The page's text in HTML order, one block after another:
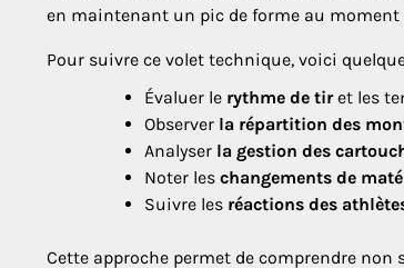
en maintenant un pic de forme au moment
Pour suivre ce volet technique, voici
Évaluer le rythme de tiret les
Observer la répartition des
Analyser la gestion des
Noter les changements de
Suivre les réactions des
Cette approche permet de comprendre